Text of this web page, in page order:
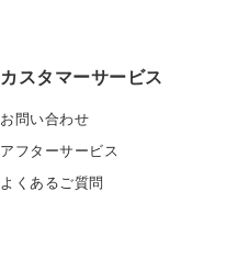
カスタマーサービス
お問い合わせ
アフターサービス
よくあるご質問